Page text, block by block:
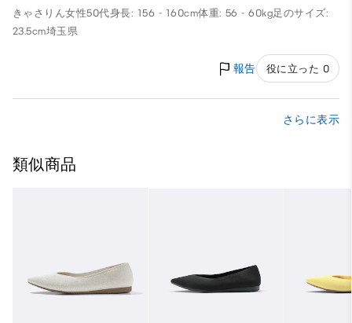
きゃさりん女性50代身長: 156 - 160cm体重: 56 - 60kg足のサイズ:
23.5cm埼玉県
報告 役に立った 0
さらに表示
類似商品